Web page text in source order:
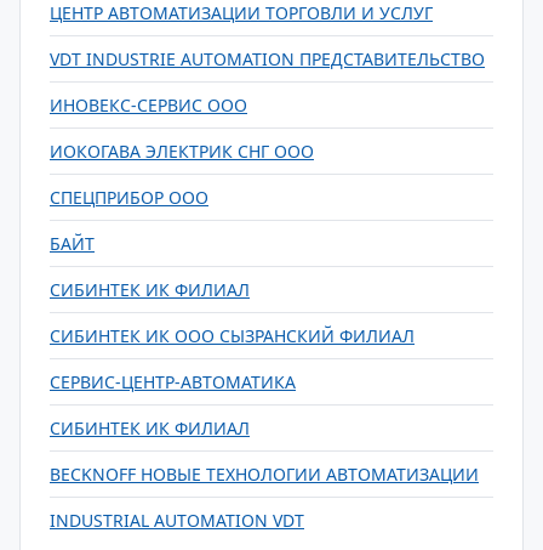
ЦЕНТР АВТОМАТИЗАЦИИ ТОРГОВЛИ И УСЛУГ
VDT INDUSTRIE AUTOMATION ПРЕДСТАВИТЕЛЬСТВО
ИНОВЕКС-СЕРВИС ООО
ИОКОГАВА ЭЛЕКТРИК СНГ ООО
СПЕЦПРИБОР ООО
БАЙТ
СИБИНТЕК ИК ФИЛИАЛ
СИБИНТЕК ИК ООО СЫЗРАНСКИЙ ФИЛИАЛ
СЕРВИС-ЦЕНТР-АВТОМАТИКА
СИБИНТЕК ИК ФИЛИАЛ
BECKNOFF НОВЫЕ ТЕХНОЛОГИИ АВТОМАТИЗАЦИИ
INDUSTRIAL AUTOMATION VDT